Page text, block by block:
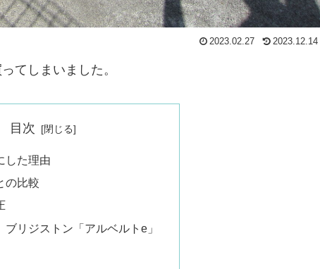
2023.02.27 2023.12.14
てしまいました。
目次
した理由
の比較
ブリジストン「アルベルトe」